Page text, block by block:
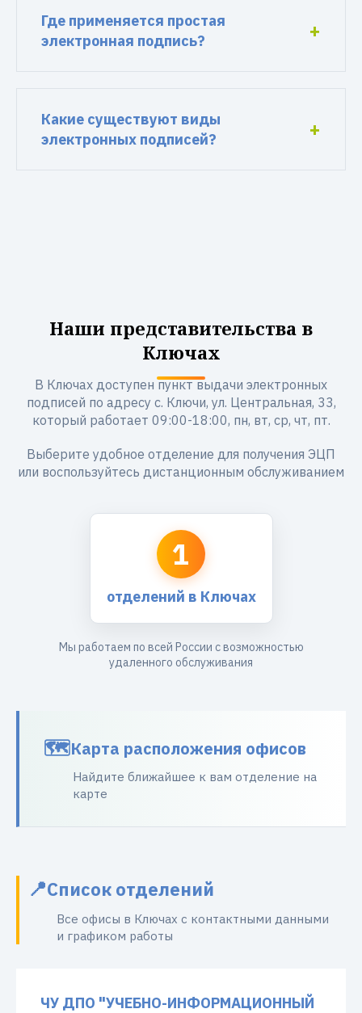
Где применяется простая
электронная подпись?
Какие существуют виды
электронных подписей?
Наши представительства в
Ключах
В Ключах доступен пункт выдачи электронных
подписей по адресу с. Ключи, ул. Центральная, 33,
который работает 09:00-18:00, пн, вт, ср, чт, пт.
Выберите удобное отделение для получения ЭЦП
или воспользуйтесь дистанционным обслуживанием
1
отделений в Ключах
Мы работаем по всей России с возможностью
удаленного обслуживания
Карта расположения офисов
Найдите ближайшее к вам отделение на
карте
Список отделений
Все офисы в Ключах с контактными данными
и графиком работы
ЧУ ДПО "УЧЕБНО-ИНФОРМАЦИОННЫЙ